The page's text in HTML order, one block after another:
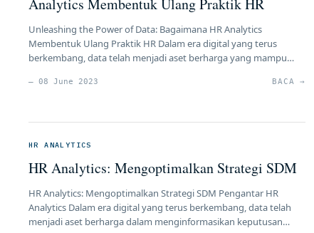
Analytics Membentuk Ulang Praktik HR
Unleashing the Power of Data: Bagaimana HR Analytics
Membentuk Ulang Praktik HR Dalam era digital yang terus
berkembang, data telah menjadi aset berharga yang mampu
Dalam konteks ini, HR Analytics telah muncul sebagai alat yang
— 08 June 2023 BACA →
HR ANALYTICS
HR Analytics: Mengoptimalkan Strategi SDM
HR Analytics: Mengoptimalkan Strategi SDM Pengantar HR
Analytics Dalam era digital yang terus berkembang, data telah
menjadi aset berharga dalam menginformasikan keputusan